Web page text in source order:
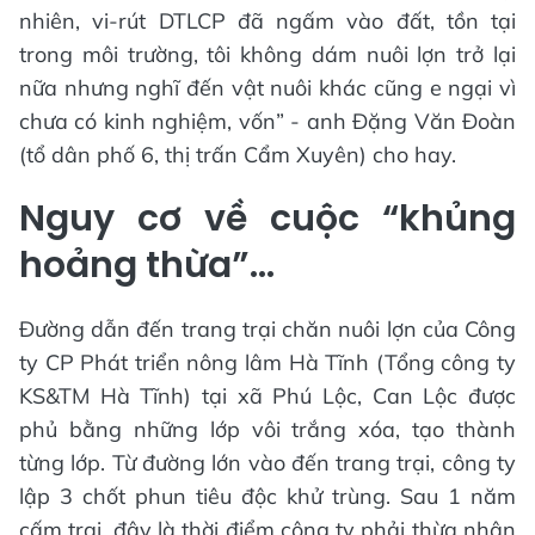
nhiên, vi-rút DTLCP đã ngấm vào đất, tồn tại
trong môi trường, tôi không dám nuôi lợn trở lại
nữa nhưng nghĩ đến vật nuôi khác cũng e ngại vì
chưa có kinh nghiệm, vốn” - anh Đặng Văn Đoàn
(tổ dân phố 6, thị trấn Cẩm Xuyên) cho hay.
Nguy cơ về cuộc “khủng
hoảng thừa”…
Đường dẫn đến trang trại chăn nuôi lợn của Công
ty CP Phát triển nông lâm Hà Tĩnh (Tổng công ty
KS&TM Hà Tĩnh) tại xã Phú Lộc, Can Lộc được
phủ bằng những lớp vôi trắng xóa, tạo thành
từng lớp. Từ đường lớn vào đến trang trại, công ty
lập 3 chốt phun tiêu độc khử trùng. Sau 1 năm